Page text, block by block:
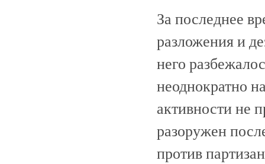
За последнее
разложения и
него
неоднократно
активности не
разоружен
против